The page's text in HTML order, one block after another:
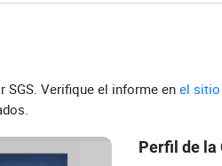
SGS. Verifique el informe en el sitio
Perfil de la